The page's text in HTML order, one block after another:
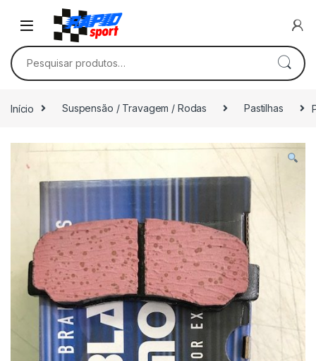
Skip to navigation
Skip to content
Pesquisar por:
Início Suspensão / Travagem / Rodas Pastilhas